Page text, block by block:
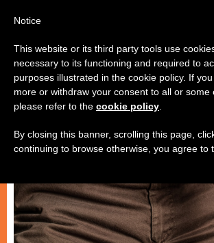
SPIRITUALITÀ E PREGHIERA
Notice
This website or its third party tools use
necessary to its functioning and required to
purposes illustrated in the cookie policy. If
more or withdraw your consent to all or some
please refer to the cookie policy
By closing this banner, scrolling this page,
continuing to browse otherwise, you agree to